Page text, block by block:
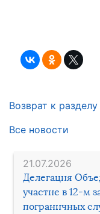
21.07.2026
Делегация
участие в 12-м
пограничных
Возврат к разделу
Все новости